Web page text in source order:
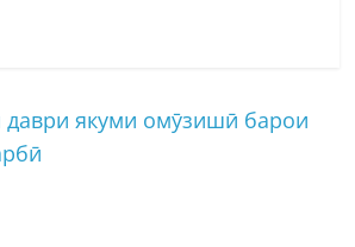
даври якуми омӯзишӣ барои